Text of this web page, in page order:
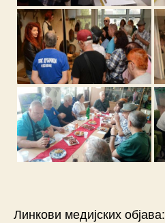
Линкови медијских објава: